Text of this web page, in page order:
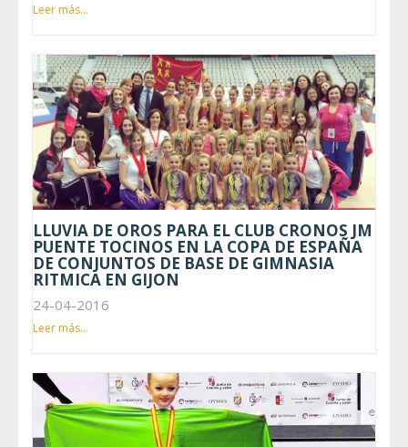
Leer más...
LLUVIA DE OROS PARA EL CLUB CRONOS JM
PUENTE TOCINOS EN LA COPA DE ESPAÑA
DE CONJUNTOS DE BASE DE GIMNASIA
RITMICA EN GIJON
24-04-2016
Leer más...